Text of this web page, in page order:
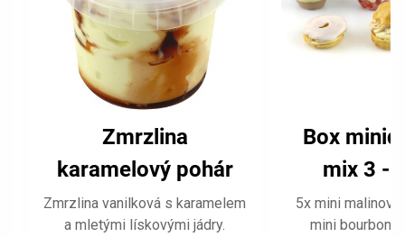
Zmrzlina
karamelový pohár
450 ml
Zmrzlina vanilková s karamelem
a mletými lískovými jádry.
Box
mix 3 -
5x mini
mini